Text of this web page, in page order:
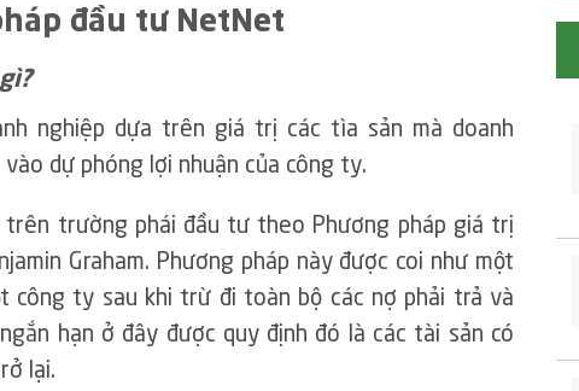
đầu tư NetNet
nghiệp dựa trên giá trị các tìa sản mà doanh
dự phóng lợi nhuận của công ty.
trường phái đầu tư theo Phương pháp giá trị
Graham. Phương pháp này được coi như một
công ty sau khi trừ đi toàn bộ các nợ phải trả và
hạn ở đây được quy định đó là các tài sản có
lại.